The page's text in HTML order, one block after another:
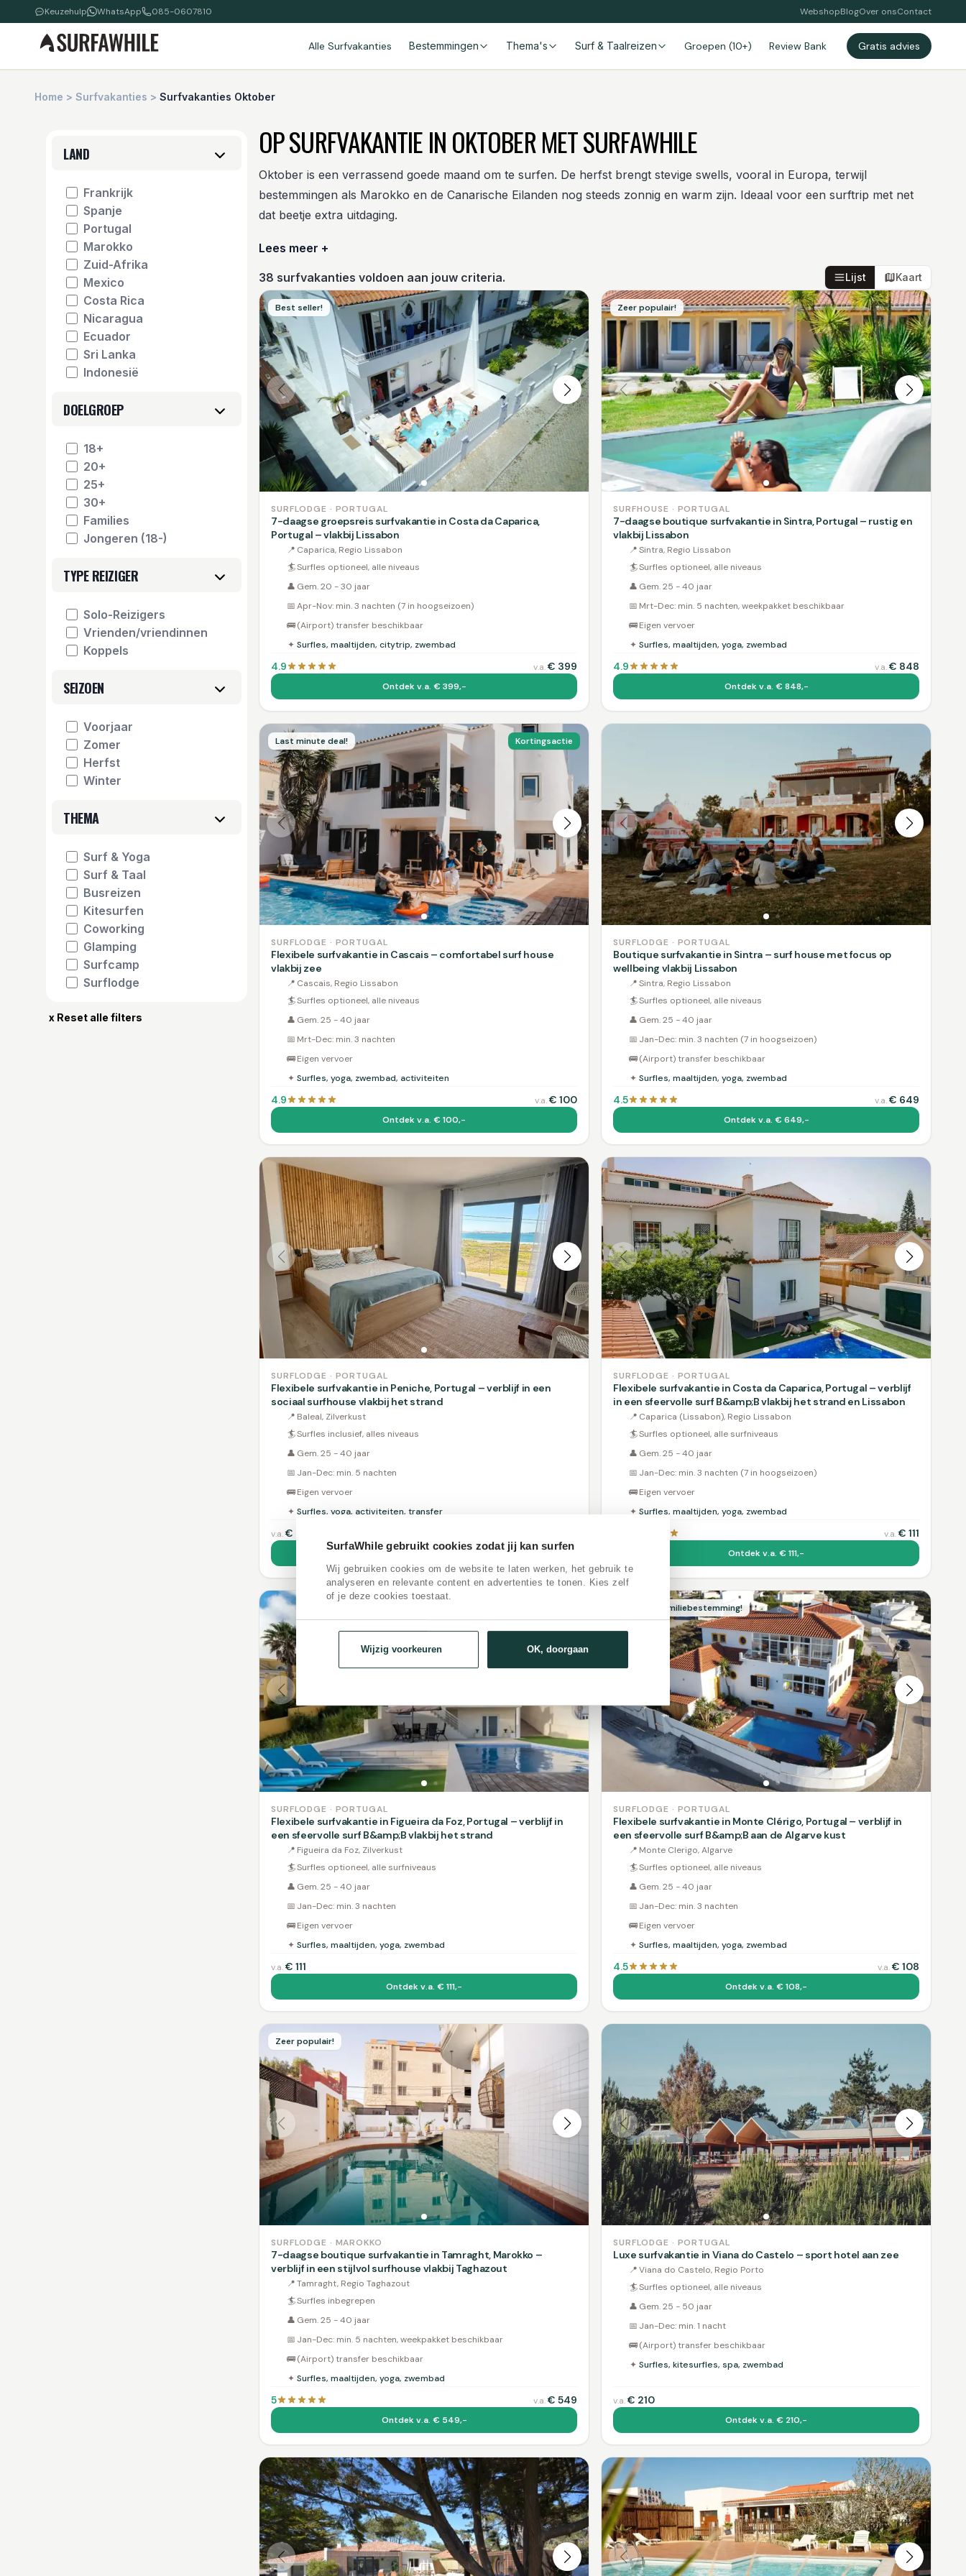
SurfaWhile gebruikt cookies zodat jij kan surfen
Wij gebruiken cookies om de website te laten werken, het gebruik te
analyseren en relevante content en advertenties te tonen. Kies zelf
of je deze cookies toestaat.
Wijzig voorkeuren OK, doorgaan
Keuzehulp WhatsApp 085-0607810 WebshopBlogOver onsContact
Alle Surfvakanties Bestemmingen Thema's Surf & Taalreizen Groepen (10+) Review Bank Gratis advies
Home > Surfvakanties > Surfvakanties Oktober
LAND
Frankrijk
Spanje
Portugal
Marokko
Zuid-Afrika
Mexico
Costa Rica
Nicaragua
Ecuador
Sri Lanka
Indonesië
DOELGROEP
18+
20+
25+
30+
Families
Jongeren (18-)
TYPE REIZIGER
Solo-Reizigers
Vrienden/vriendinnen
Koppels
SEIZOEN
Voorjaar
Zomer
Herfst
Winter
THEMA
Surf & Yoga
Surf & Taal
Busreizen
Kitesurfen
Coworking
Glamping
Surfcamp
Surflodge
x Reset alle filters
OP SURFVAKANTIE IN OKTOBER MET SURFAWHILE
Oktober is een verrassend goede maand om te surfen. De herfst brengt stevige swells, vooral in Europa, terwijl
bestemmingen als Marokko en de Canarische Eilanden nog steeds zonnig en warm zijn. Ideaal voor een surftrip met net
dat beetje extra uitdaging.
Lees meer +
38 surfvakanties voldoen aan jouw criteria. Lijst Kaart
Best seller!
SURFLODGE · PORTUGAL
7-daagse groepsreis surfvakantie in Costa da Caparica,
Portugal – vlakbij Lissabon
📍 Caparica, Regio Lissabon
🏄Surfles optioneel, alle niveaus
👤 Gem. 20 - 30 jaar
📅Apr-Nov: min. 3 nachten (7 in hoogseizoen)
🚌(Airport) transfer beschikbaar
✦ Surfles, maaltijden, citytrip, zwembad
4.9 v.a.€ 399
Ontdek v.a. € 399,-
Zeer populair!
SURFHOUSE · PORTUGAL
7-daagse boutique surfvakantie in Sintra, Portugal – rustig en
vlakbij Lissabon
📍Sintra, Regio Lissabon
🏄Surfles optioneel, alle niveaus
👤 Gem. 25 - 40 jaar
📅 Mrt-Dec: min. 5 nachten, weekpakket beschikbaar
🚌Eigen vervoer
✦ Surfles, maaltijden, yoga, zwembad
4.9 v.a.€ 848
Ontdek v.a. € 848,-
Last minute deal! Kortingsactie
SURFLODGE · PORTUGAL
Flexibele surfvakantie in Cascais – comfortabel surf house
vlakbij zee
📍 Cascais, Regio Lissabon
🏄Surfles optioneel, alle niveaus
👤 Gem. 25 - 40 jaar
📅 Mrt-Dec: min. 3 nachten
🚌Eigen vervoer
✦ Surfles, yoga, zwembad, activiteiten
4.9 v.a.€ 100
Ontdek v.a. € 100,-
SURFLODGE · PORTUGAL
Boutique surfvakantie in Sintra – surf house met focus op
wellbeing vlakbij Lissabon
📍Sintra, Regio Lissabon
🏄Surfles optioneel, alle niveaus
👤 Gem. 25 - 40 jaar
📅 Jan-Dec: min. 3 nachten (7 in hoogseizoen)
🚌(Airport) transfer beschikbaar
✦ Surfles, maaltijden, yoga, zwembad
4.5 v.a.€ 649
Ontdek v.a. € 649,-
SURFLODGE · PORTUGAL
Flexibele surfvakantie in Peniche, Portugal – verblijf in een
sociaal surfhouse vlakbij het strand
📍 Baleal, Zilverkust
🏄Surfles inclusief, alles niveaus
👤 Gem. 25 - 40 jaar
📅 Jan-Dec: min. 5 nachten
🚌Eigen vervoer
✦ Surfles, yoga, activiteiten, transfer
v.a.€
Ontdek v.a. € 280,-
SURFLODGE · PORTUGAL
Flexibele surfvakantie in Costa da Caparica, Portugal – verblijf
in een sfeervolle surf B&amp;B vlakbij het strand en Lissabon
📍 Caparica (Lissabon), Regio Lissabon
🏄Surfles optioneel, alle surfniveaus
👤 Gem. 25 - 40 jaar
📅 Jan-Dec: min. 3 nachten (7 in hoogseizoen)
🚌Eigen vervoer
✦ Surfles, maaltijden, yoga, zwembad
v.a.€ 111
Ontdek v.a. € 111,-
SURFLODGE · PORTUGAL
Flexibele surfvakantie in Figueira da Foz, Portugal – verblijf in
een sfeervolle surf B&amp;B vlakbij het strand
📍 Figueira da Foz, Zilverkust
🏄Surfles optioneel, alle surfniveaus
👤 Gem. 25 - 40 jaar
📅 Jan-Dec: min. 3 nachten
🚌Eigen vervoer
✦ Surfles, maaltijden, yoga, zwembad
v.a.€ 111
Ontdek v.a. € 111,-
Populaire familiebestemming!
SURFLODGE · PORTUGAL
Flexibele surfvakantie in Monte Clérigo, Portugal – verblijf in
een sfeervolle surf B&amp;B aan de Algarve kust
📍 Monte Clerigo, Algarve
🏄Surfles optioneel, alle niveaus
👤 Gem. 25 - 40 jaar
📅 Jan-Dec: min. 3 nachten
🚌Eigen vervoer
✦ Surfles, maaltijden, yoga, zwembad
4.5 v.a.€ 108
Ontdek v.a. € 108,-
Zeer populair!
SURFLODGE · MAROKKO
7-daagse boutique surfvakantie in Tamraght, Marokko –
verblijf in een stijlvol surfhouse vlakbij Taghazout
📍Tamraght, Regio Taghazout
🏄Surfles inbegrepen
👤 Gem. 25 - 40 jaar
📅 Jan-Dec: min. 5 nachten, weekpakket beschikbaar
🚌(Airport) transfer beschikbaar
✦ Surfles, maaltijden, yoga, zwembad
5 v.a.€ 549
Ontdek v.a. € 549,-
SURFLODGE · PORTUGAL
Luxe surfvakantie in Viana do Castelo – sport hotel aan zee
📍Viana do Castelo, Regio Porto
🏄Surfles optioneel, alle niveaus
👤 Gem. 25 - 50 jaar
📅 Jan-Dec: min. 1 nacht
🚌(Airport) transfer beschikbaar
✦ Surfles, kitesurfles, spa, zwembad
v.a.€ 210
Ontdek v.a. € 210,-